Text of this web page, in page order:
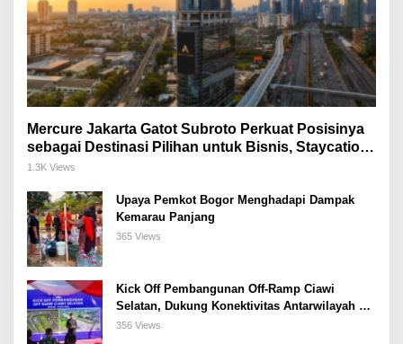
Mercure Jakarta Gatot Subroto Perkuat Posisinya
sebagai Destinasi Pilihan untuk Bisnis, Staycation,
Meeting, dan Kuliner di Jakarta Selatan
1.3K Views
Upaya Pemkot Bogor Menghadapi Dampak
Kemarau Panjang
365 Views
Kick Off Pembangunan Off-Ramp Ciawi
Selatan, Dukung Konektivitas Antarwilayah di
Bogor Selatan
356 Views